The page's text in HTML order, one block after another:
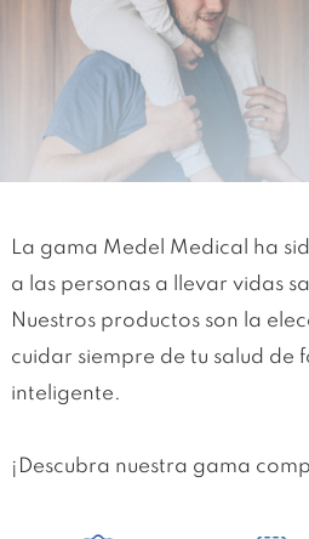
noticias
Descargar
Póngase en contacto con
La gama Medel Medical ha
a las personas a llevar vidas
Nuestros productos son la
cuidar siempre de tu salud de
inteligente.
¡Descubra nuestra gama